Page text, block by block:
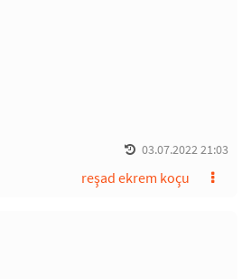
03.07.2022 21:03
reşad ekrem koçu